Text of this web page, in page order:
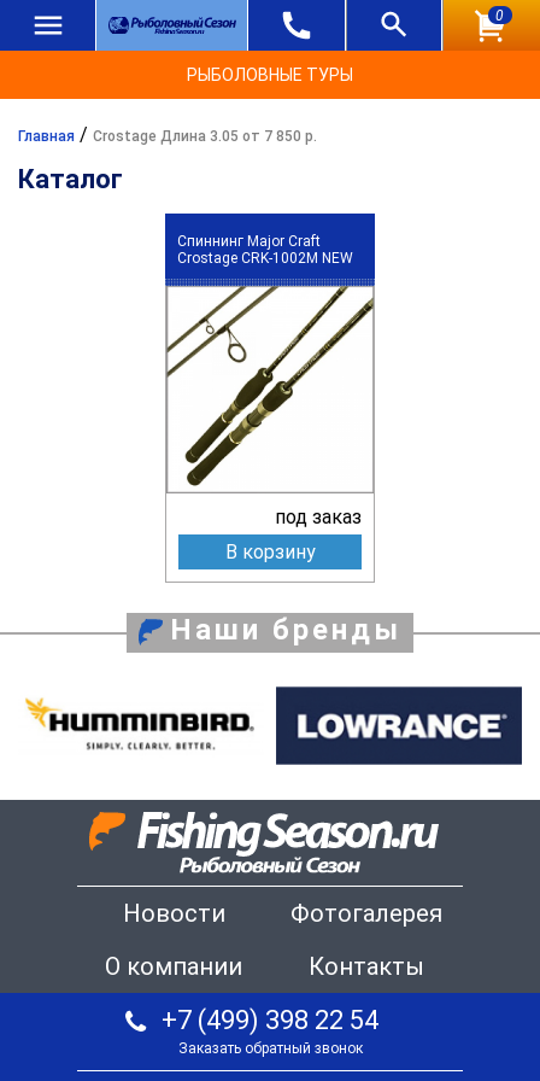
0
РЫБОЛОВНЫЕ ТУРЫ
Главная / Crostage Длина 3.05 от 7 850 р.
Каталог
Спиннинг Major Craft
Crostage CRK-1002M NEW
под заказ
В корзину
Наши бренды
Новости
Фотогалерея
О компании
Контакты
+7 (499) 398 22 54
Заказать обратный звонок